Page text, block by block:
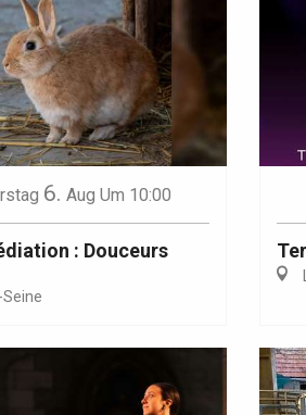
6. Aug Um 10:00
: Douceurs